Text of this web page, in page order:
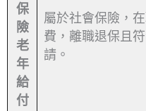
保
險
老
年
給
付
屬於社會保險，
費，離職退保且
請。